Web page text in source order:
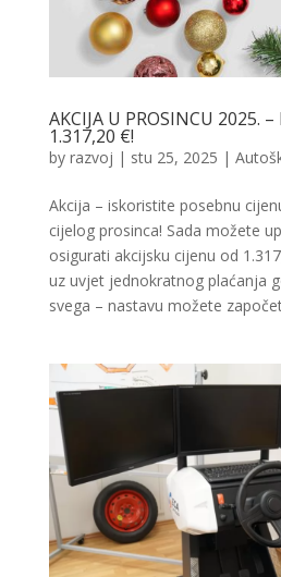
AKCIJA U PROSINCU 2025. –
1.317,20 €!
by razvoj | stu 25, 2025 |
Akcija – iskoristite posebnu
cijelog prosinca! Sada možete
osigurati akcijsku cijenu od
uz uvjet jednokratnog plaćanja
svega – nastavu možete